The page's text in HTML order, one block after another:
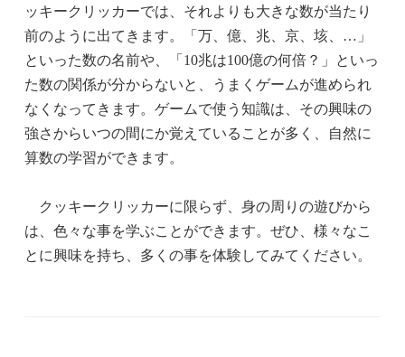
ッキークリッカーでは、それよりも大きな数が当たり
前のように出てきます。「万、億、兆、京、垓、…」
といった数の名前や、「10兆は100億の何倍？」といっ
た数の関係が分からないと、うまくゲームが進められ
なくなってきます。ゲームで使う知識は、その興味の
強さからいつの間にか覚えていることが多く、自然に
算数の学習ができます。
クッキークリッカーに限らず、身の周りの遊びから
は、色々な事を学ぶことができます。ぜひ、様々なこ
とに興味を持ち、多くの事を体験してみてください。